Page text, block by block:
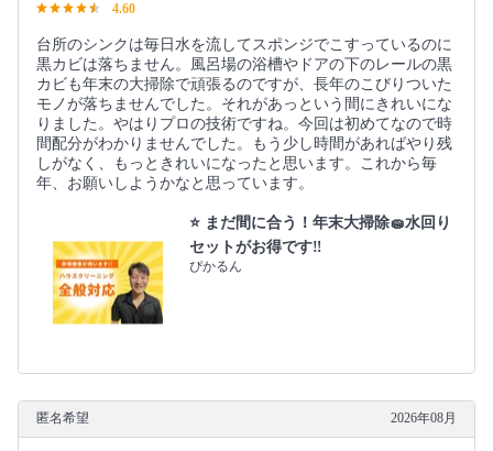
4.60
台所のシンクは毎日水を流してスポンジでこすっているのに
黒カビは落ちません。風呂場の浴槽やドアの下のレールの黒
カビも年末の大掃除で頑張るのですが、長年のこびりついた
モノが落ちませんでした。それがあっという間にきれいにな
りました。やはりプロの技術ですね。今回は初めてなので時
間配分がわかりませんでした。もう少し時間があればやり残
しがなく、もっときれいになったと思います。これから毎
年、お願いしようかなと思っています。
⭐️ まだ間に合う！年末大掃除🧽水回り
セットがお得です‼️
ぴかるん
匿名希望 2026年08月